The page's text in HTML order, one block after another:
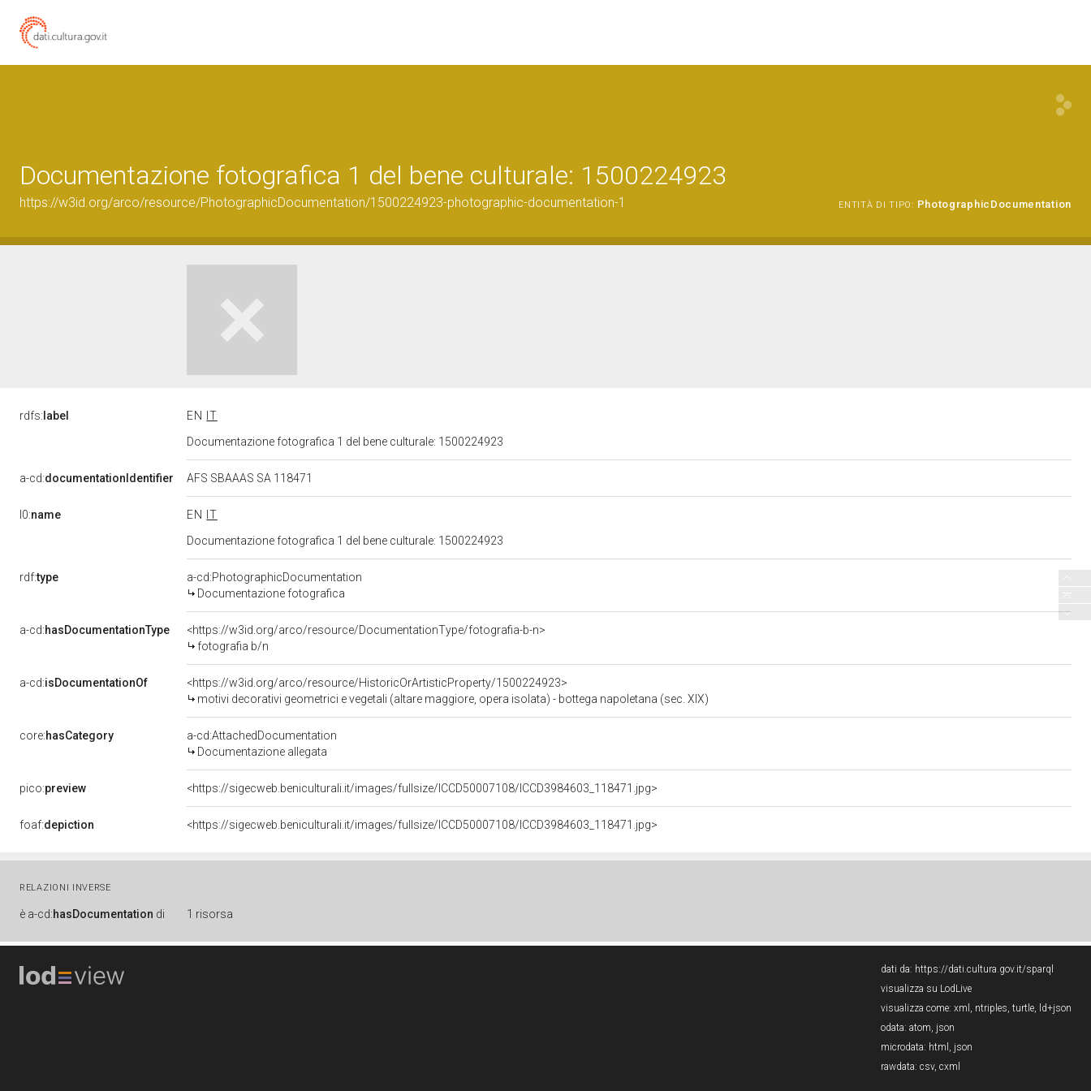
Documentazione fotografica 1 del bene culturale: 1500224923
https://w3id.org/arco/resource/PhotographicDocumentation/1500224923-photographic-documentation-1 ENTITÀ DI TIPO: PhotographicDocumentation
rdfs: label EN
IT
Documentazione fotografica 1 del bene culturale: 1500224923
a-cd:documentationIdentifier AFS SBAAAS SA 118471
l0:name EN
IT
Documentazione fotografica 1 del bene culturale: 1500224923
rdf:type
a-cd:PhotographicDocumentation
Documentazione fotografica
a-cd:hasDocumentationType
<https://w3id.org/arco/resource/DocumentationType/fotografia-b-n>
fotografia b/n
a-cd:isDocumentationOf
<https://w3id.org/arco/resource/HistoricOrArtisticProperty/1500224923>
motivi decorativi geometrici e vegetali (altare maggiore, opera isolata) - bottega napoletana (sec. XIX)
core:hasCategory
a-cd:AttachedDocumentation
Documentazione allegata
pico:preview <https://sigecweb.beniculturali.it/images/fullsize/ICCD50007108/ICCD3984603_118471.jpg>
foaf:depiction <https://sigecweb.beniculturali.it/images/fullsize/ICCD50007108/ICCD3984603_118471.jpg>
RELAZIONI INVERSE
è a-cd:hasDocumentation di 1 risorsa
dati da: https://dati.cultura.gov.it/sparql
visualizza su LodLive
visualizza come: xml , ntriples, turtle, ld+json
odata: atom, json
microdata: html , json
rawdata: csv, cxml